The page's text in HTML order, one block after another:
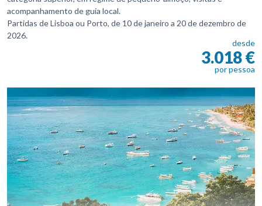
acompanhamento de guia local.
Partidas de Lisboa ou Porto, de 10 de janeiro a 20 de dezembro de
2026.
desde
3.018 €
por pessoa